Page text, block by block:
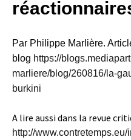
Par Philippe Marlière.
blog https://
marliere/blog/260816/la-
burkini
A lire aussi dans la revue
http://